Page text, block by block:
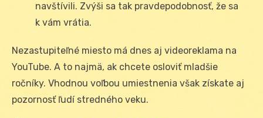
navštívili. Zvýši sa tak pravdepodobnosť, že sa
k vám vrátia.
Nezastupiteľné miesto má dnes aj videoreklama na
YouTube. A to najmä, ak chcete osloviť mladšie
ročníky. Vhodnou voľbou umiestnenia však získate aj
pozornosť ľudí stredného veku.